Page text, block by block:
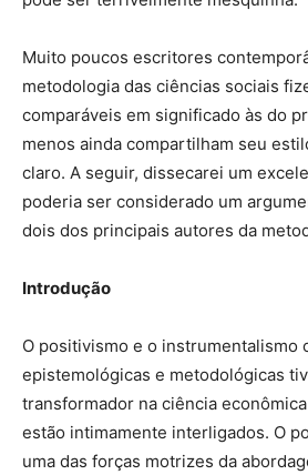
Muito poucos escritores
metodologia das ciências sociais
comparáveis em significado às do
menos ainda compartilham seu
claro. A seguir, dissecarei um
poderia ser considerado um
dois dos principais autores da
Introdução
O positivismo e o instrumentalismo
epistemológicas e metodológicas
transformador na ciência
estão intimamente interligados. O
uma das forças motrizes da